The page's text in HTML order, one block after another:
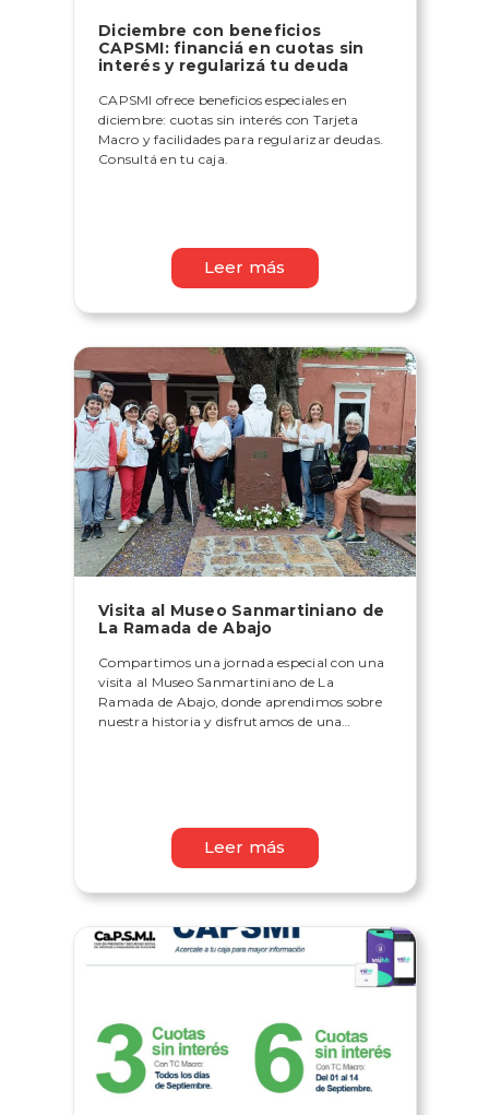
Diciembre con beneficios
CAPSMI: financiá en cuotas sin
interés y regularizá tu deuda
CAPSMI ofrece beneficios especiales en
diciembre: cuotas sin interés con Tarjeta
Macro y facilidades para regularizar deudas.
Consultá en tu caja.
Leer más
Visita al Museo Sanmartiniano de
La Ramada de Abajo
Compartimos una jornada especial con una
visita al Museo Sanmartiniano de La
Ramada de Abajo, donde aprendimos sobre
nuestra historia y disfrutamos de una
Leer más